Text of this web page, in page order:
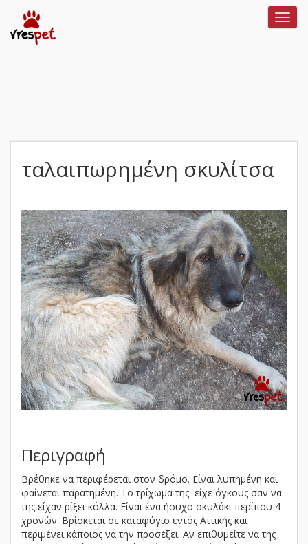
ταλαιπωρημένη σκυλίτσα
Περιγραφή
Βρέθηκε να περιφέρεται στον δρόμο. Είναι λυπημένη και
φαίνεται παρατημένη. Το τρίχωμα της είχε όγκους σαν να
της είχαν ρίξει κόλλα. Είναι ένα ήσυχο σκυλάκι περίπου 4
χρονών. Βρίσκεται σε καταφύγιο εντός Αττικής και
περιμένει κάποιος να την προσέξει. Αν επιθυμείτε να της